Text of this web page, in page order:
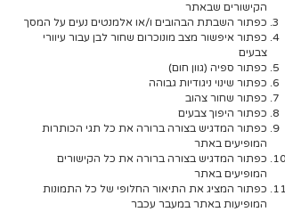
הקישורים שבאתר
כפתור השבתת הבהובים ו/או אלמנטים נעים על המסך
כפתור איפשור מצב מונוכרום שחור לבן עבור עיוורי
צבעים
כפתור ספיה (גוון חום)
כפתור שינוי ניגודיות גבוהה
כפתור שחור צהוב
כפתור היפוך צבעים
כפתור המדגיש בצורה ברורה את כל תגי הכותרות
המופיעים באתר
כפתור המדגיש בצורה ברורה את כל הקישורים
המופיעים באתר
כפתור המציג את התיאור החלופי של כל התמונות
המופיעות באתר במעבר עכבר